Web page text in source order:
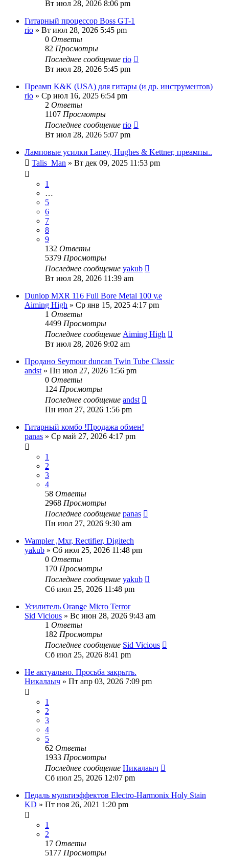
Вт июл 28, 2026 8:06 pm
Гитарный процессор Boss GT-1
rio » Вт июл 28, 2026 5:45 pm
0 Ответы
82 Просмотры
Последнее сообщение rio
Вт июл 28, 2026 5:45 pm
Преамп K&K (USA) для гитары (и др. инструментов)
rio » Ср июл 16, 2025 6:54 pm
2 Ответы
1107 Просмотры
Последнее сообщение rio
Вт июл 28, 2026 5:07 pm
Ламповые усилки Laney, Hughes & Kettner, преампы..
Talis_Man » Вт дек 09, 2025 11:53 pm
1
…
5
6
7
8
9
132 Ответы
5379 Просмотры
Последнее сообщение yakub
Вт июл 28, 2026 11:39 am
Dunlop MXR 116 Full Bore Metal 100 у.е
Aiming High » Ср янв 15, 2025 4:17 pm
1 Ответы
4499 Просмотры
Последнее сообщение Aiming High
Вт июл 28, 2026 9:02 am
Продано Seymour duncan Twin Tube Classic
andst » Пн июл 27, 2026 1:56 pm
0 Ответы
124 Просмотры
Последнее сообщение andst
Пн июл 27, 2026 1:56 pm
Гитарный комбо !Продажа обмен!
panas » Ср май 27, 2026 4:17 pm
1
2
3
4
58 Ответы
2968 Просмотры
Последнее сообщение panas
Пн июл 27, 2026 9:30 am
Wampler ,Mxr, Rectifier, Digitech
yakub » Сб июл 25, 2026 11:48 pm
0 Ответы
170 Просмотры
Последнее сообщение yakub
Сб июл 25, 2026 11:48 pm
Усилитель Orange Micro Terror
Sid Vicious » Вс июн 28, 2026 9:43 am
1 Ответы
182 Просмотры
Последнее сообщение Sid Vicious
Сб июл 25, 2026 8:41 pm
Не актуально. Просьба закрыть.
Никалаыч » Пт апр 03, 2026 7:09 pm
1
2
3
4
5
62 Ответы
1933 Просмотры
Последнее сообщение Никалаыч
Сб июл 25, 2026 12:07 pm
Педаль мультиэффектов Electro-Harmonix Holy Stain
KD » Пт ноя 26, 2021 1:20 pm
1
2
17 Ответы
5177 Просмотры